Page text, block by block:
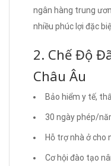
ngân hàng trung
nhiều phúc lợi đặc
2. Chế Độ
Châu Âu
Bảo hiểm y tế,
30 ngày phép/
Hỗ trợ nhà ở cho
Cơ hội đào tạo